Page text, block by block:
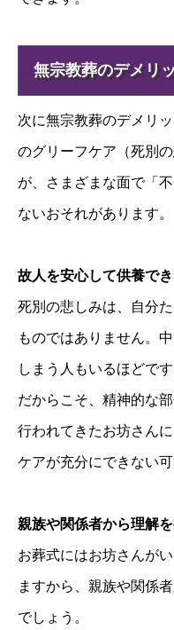
無宗教葬のデメリ
次に無宗教葬のデメリ
のグリーフケア（死別
が、さまざまな面で「
ないおそれがあります。
故人を安心して供養で
死別の悲しみは、自分
ものではありません。
しまう人もいるほどで
だからこそ、精神的な
行われてきたお坊さん
ケアが充分にできない可
親族や関係者から理解
お葬式にはお坊さんが
ますから、親族や関係
でしょう。